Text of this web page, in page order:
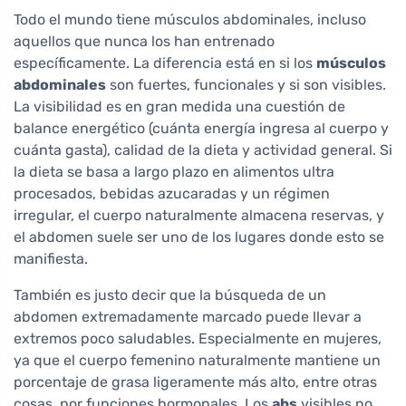
Todo el mundo tiene músculos abdominales, incluso
aquellos que nunca los han entrenado
específicamente. La diferencia está en si los músculos
abdominales son fuertes, funcionales y si son visibles.
La visibilidad es en gran medida una cuestión de
balance energético (cuánta energía ingresa al cuerpo y
cuánta gasta), calidad de la dieta y actividad general. Si
la dieta se basa a largo plazo en alimentos ultra
procesados, bebidas azucaradas y un régimen
irregular, el cuerpo naturalmente almacena reservas, y
el abdomen suele ser uno de los lugares donde esto se
manifiesta.
También es justo decir que la búsqueda de un
abdomen extremadamente marcado puede llevar a
extremos poco saludables. Especialmente en mujeres,
ya que el cuerpo femenino naturalmente mantiene un
porcentaje de grasa ligeramente más alto, entre otras